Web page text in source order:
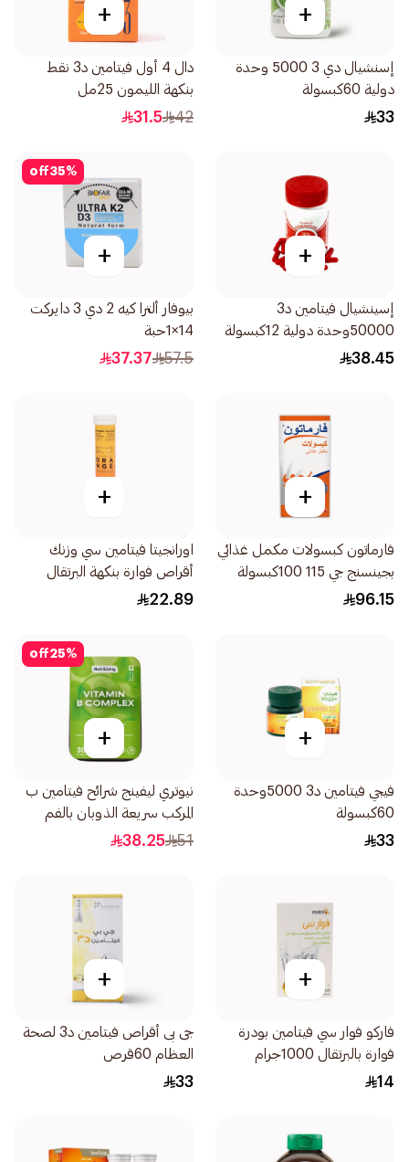
+
إسنشيال دي 3 5000 وحدة
دولية 60كبسولة
33
+
دال 4 أول فيتامين د3 نقط
بنكهة الليمون 25مل
42
31.5
+
إسينشيال فيتامين د3
50000وحدة دولية 12كبسولة
38.45
35%
off
+
بيوفار ألترا كيه 2 دي 3 دايركت
14×1حبة
57.5
37.37
+
فارماتون كبسولات مكمل غذائي
بجينسنج جي 115 100كبسولة
96.15
+
اورانجيتا فيتامين سي وزنك
أقراص فوارة بنكهة البرتقال
20قرص
22.89
+
فيجي فيتامين د3 5000وحدة
60كبسولة
33
25%
off
+
نيوتري ليفينج شرائح فيتامين ب
المركب سريعة الذوبان بالفم
30قطعة
51
38.25
+
فاركو فوار سي فيتامين بودرة
فوارة بالبرتقال 1000جرام
14
+
جى بى أقراص فيتامين د3 لصحة
العظام 60قرص
33